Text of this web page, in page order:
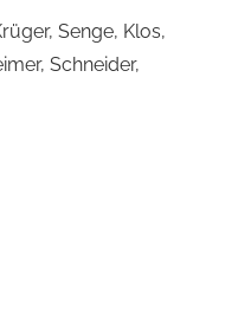
Senge, Klos,
Schneider,